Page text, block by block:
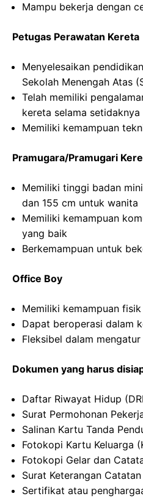
Mampu bekerja dengan
Petugas Perawatan Kereta
Menyelesaikan
Sekolah Menengah Atas
Telah memiliki
kereta selama setidaknya
Memiliki kemampuan
Pramugara/Pramugari
Memiliki tinggi badan
dan 155 cm untuk wanita
Memiliki kemampuan
yang baik
Berkemampuan untuk
Office Boy
Memiliki kemampuan
Dapat beroperasi dalam
Fleksibel dalam
Dokumen yang harus
Daftar Riwayat Hidup
Surat Permohonan
Salinan Kartu Tanda
Fotokopi Kartu Keluarga
Fotokopi Gelar dan
Surat Keterangan
Sertifikat atau